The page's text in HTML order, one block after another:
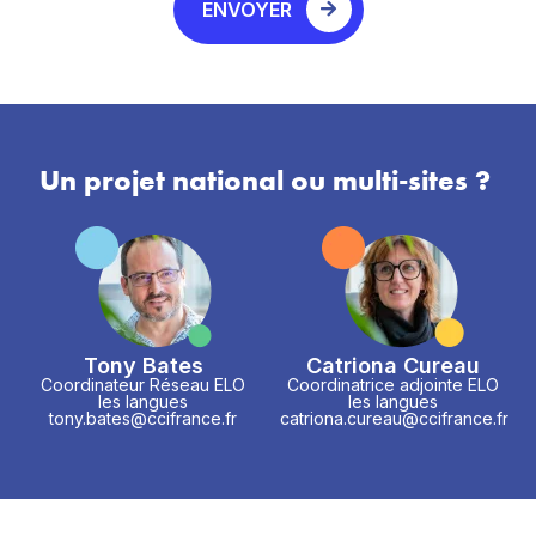
ENVOYER
Un projet national ou multi-sites ?
Tony Bates
Coordinateur Réseau ELO
les langues
tony.bates@ccifrance.fr
Catriona Cureau
Coordinatrice adjointe ELO
les langues
catriona.cureau@ccifrance.fr